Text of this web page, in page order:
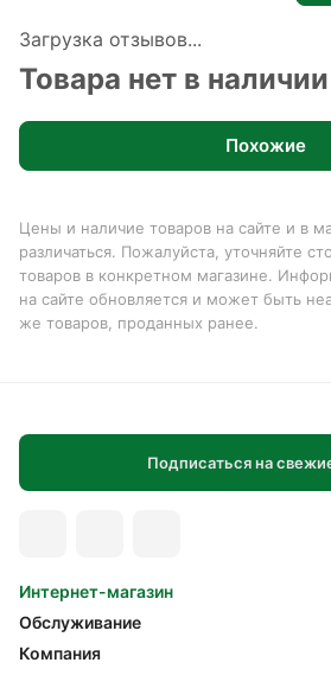
Загрузка отзывов...
Товара нет в наличии
Похожие
Цены и наличие товаров на сайте и в
различаться. Пожалуйста, уточняйте
товаров в конкретном магазине.
на сайте обновляется и может быть
же товаров, проданных ранее.
Подписаться на
Интернет-магазин
Обслуживание
Компания